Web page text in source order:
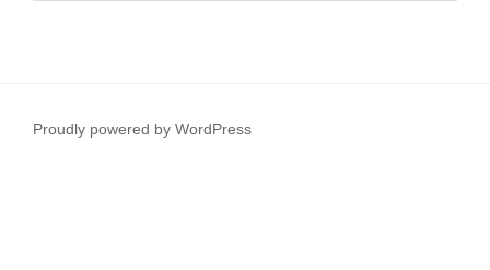
Proudly powered by WordPress